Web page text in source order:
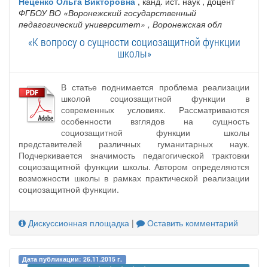
ФГБОУ ВО «Воронежский государственный
педагогический университет» , Воронежская обл
«К вопросу о сущности социозащитной функции
школы»
В статье поднимается проблема реализации
школой социозащитной функции в
современных условиях. Рассматриваются
особенности взглядов на сущность
социозащитной функции школы
представителей различных гуманитарных наук.
Подчеркивается значимость педагогической трактовки
социозащитной функции школы. Автором определяются
возможности школы в рамках практической реализации
социозащитной функции.
Дискуссионная площадка | Оставить комментарий
Дата публикации: 26.11.2015 г.